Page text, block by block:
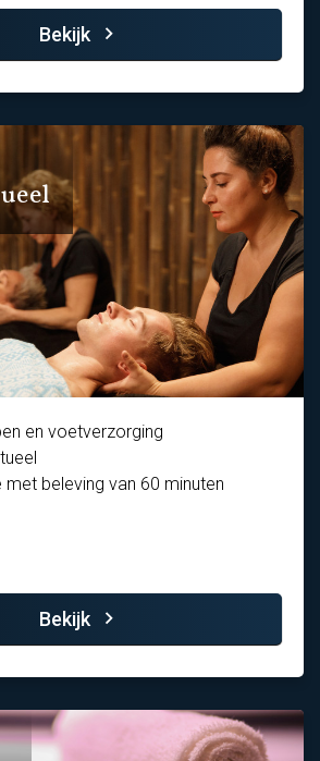
Bekijk
en voetverzorging
met beleving van 60 minuten
Bekijk